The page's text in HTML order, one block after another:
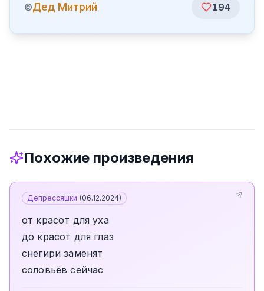
©Дед Митрий 194
Похожие произведения
Депрессяшки (06.12.2024)
от красот для уха
до красот для глаз
снегири заменят
соловьёв сейчас